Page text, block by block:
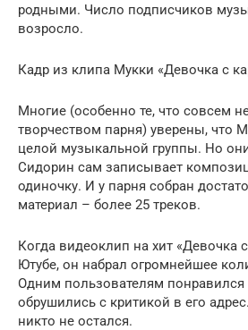
родными. Число подписчиков
возросло.
Кадр из клипа Мукки «Девочка с
Многие (особенно те, что совсем
творчеством парня) уверены, что
целой музыкальной группы. Но
Сидорин сам записывает
одиночку. И у парня собран
материал – более 25 треков.
Когда видеоклип на хит «Девочка
Ютубе, он набрал огромнейшее
Одним пользователям понравился
обрушились с критикой в его
никто не остался.